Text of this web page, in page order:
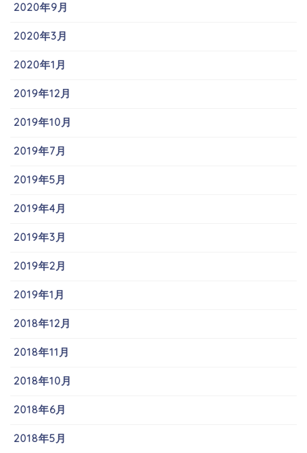
2020年9月
2020年3月
2020年1月
2019年12月
2019年10月
2019年7月
2019年5月
2019年4月
2019年3月
2019年2月
2019年1月
2018年12月
2018年11月
2018年10月
2018年6月
2018年5月